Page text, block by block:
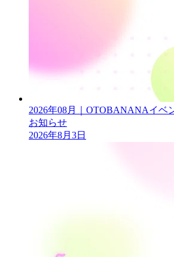
2026年08月｜OTOBANANAイベ
お知らせ
2026年8月3日